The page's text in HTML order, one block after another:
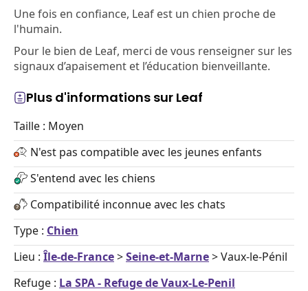
Une fois en confiance, Leaf est un chien proche de
l'humain.
Pour le bien de Leaf, merci de vous renseigner sur les
signaux d’apaisement et l’éducation bienveillante.
Plus d'informations sur Leaf
Taille : Moyen
N'est pas compatible avec les jeunes enfants
S'entend avec les chiens
Compatibilité inconnue avec les chats
Type : Chien
Lieu : Île-de-France>Seine-et-Marne> Vaux-le-Pénil
Refuge : La SPA - Refuge de Vaux-Le-Penil